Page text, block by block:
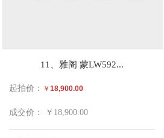
11、雅阁 蒙LW592...
起拍价： ￥ 18,900.00
成交价： ￥18,900.00